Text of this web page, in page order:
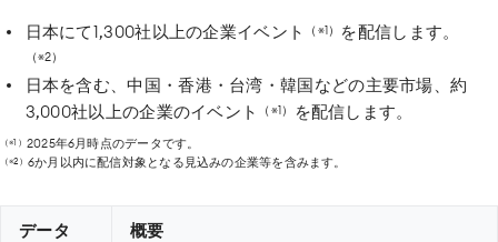
日本にて1,300社以上の企業イベント （※1） を配信します。
（※2）
日本を含む、中国・香港・台湾・韓国などの主要市場、約
3,000社以上の企業のイベント
（※1） を配信します。
（※1） 2025年6月時点のデータです。
（※2） 6か月以内に配信対象となる見込みの企業等を含みます。
データ
概要